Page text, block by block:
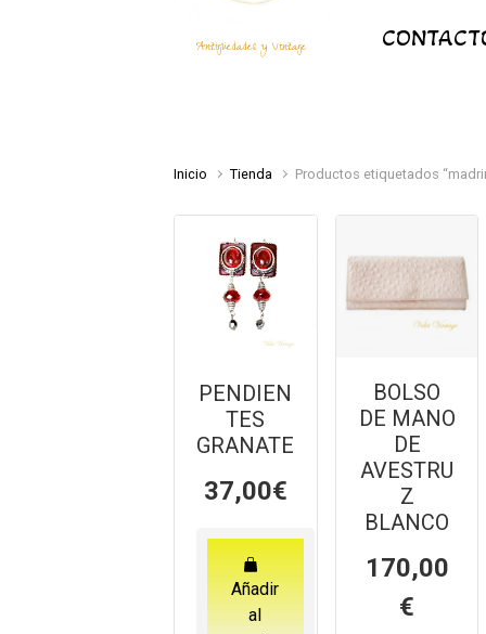
Antigüedades y Vintage
Inicio Tienda Productos etiquetados
PENDIEN
TES
GRANATE
37,00€
Añadir
al
BOLSO
DE MANO
DE
AVESTRU
Z
BLANCO
170,00
€